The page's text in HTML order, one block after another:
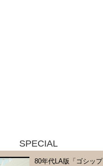
SPECIAL
80年代LA版「ゴシップ